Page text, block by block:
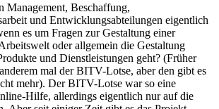
Management, Beschaffung,
und Entwicklungsabteilungen eigentlich
es um Fragen zur Gestaltung einer
oder allgemein die Gestaltung
und Dienstleistungen geht? (Früher
mal der BITV-Lotse, aber den gibt es
mehr). Der BITV-Lotse war so eine
Hilfe, allerdings eigentlich nur auf die